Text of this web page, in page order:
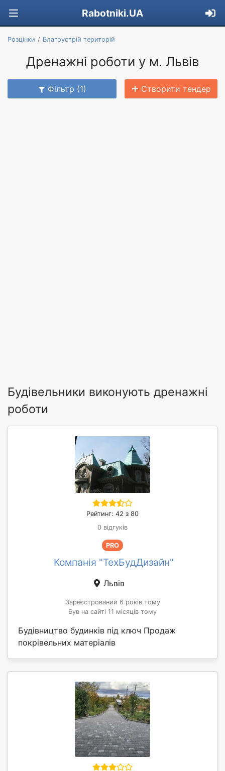
Rabotniki.UA
Розцінки Благоустрій територій
Дренажні роботи у м. Львів
Фільтр (1) Створити тендер
Будівельники виконують дренажні
роботи
Рейтинг: 42 з 80
0 відгуків
PRO
Компанія "ТехБудДизайн"
Львів
Зареєстрований 6 років тому
Був на сайті 11 місяців тому
Будівництво будинків під ключ Продаж
покрівельних матеріалів